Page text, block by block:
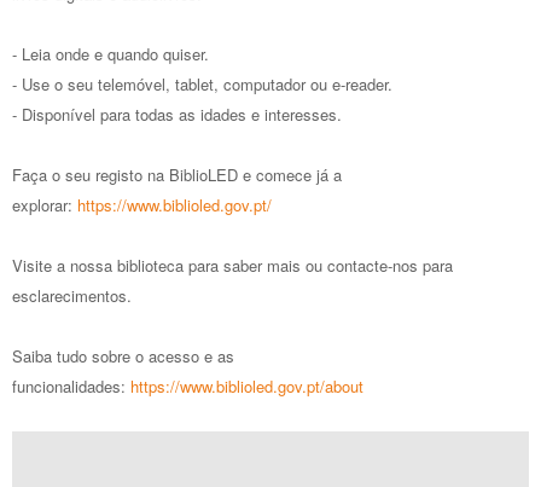
- Leia onde e quando quiser.
- Use o seu telemóvel, tablet, computador ou e-reader.
- Disponível para todas as idades e interesses.
Faça o seu registo na BiblioLED e comece já a
explorar: https://www.biblioled.gov.pt/
Visite a nossa biblioteca para saber mais ou contacte-nos para
esclarecimentos.
Saiba tudo sobre o acesso e as
funcionalidades: https://www.biblioled.gov.pt/about